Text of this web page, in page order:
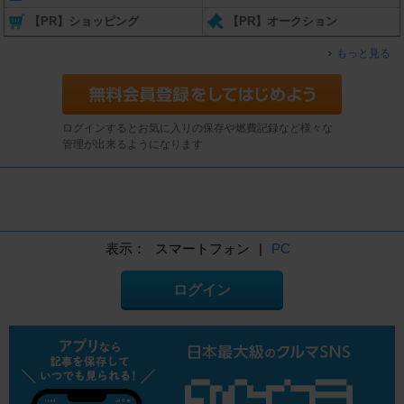
【PR】ショッピング 【PR】オークション
もっと見る
ログインするとお気に入りの保存や燃費記録など様々な
管理が出来るようになります
表示： スマートフォン | PC
ログイン